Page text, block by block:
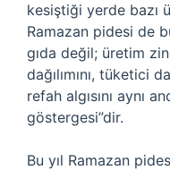
kesiştiği yerde bazı
Ramazan pidesi de
gıda değil; üretim
dağılımını, tüketici
refah algısını aynı
göstergesi”dir.
Bu yıl Ramazan